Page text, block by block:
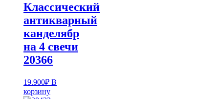
Классический
антикварный
канделябр
на 4 свечи
20366
19.900₽ В
корзину